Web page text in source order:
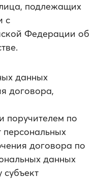
подлежащих
с
Федерации об
данных
договора,
поручителем по
персональных
договора по
данных